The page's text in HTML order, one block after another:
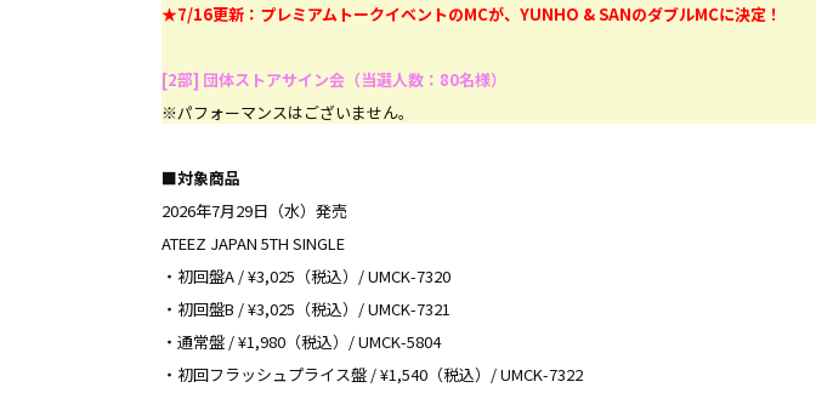
★7/16更新：プレミアムトークイベントのMCが、YUNHO & SANのダブルMCに決定！
[2部] 団体ストアサイン会（当選人数：80名様）
※パフォーマンスはございません。
■対象商品
2026年7月29日（水）発売
ATEEZ JAPAN 5TH SINGLE
・初回盤A / ¥3,025（税込）/ UMCK-7320
・初回盤B / ¥3,025（税込）/ UMCK-7321
・通常盤 / ¥1,980（税込）/ UMCK-5804
・初回フラッシュプライス盤 / ¥1,540（税込）/ UMCK-7322